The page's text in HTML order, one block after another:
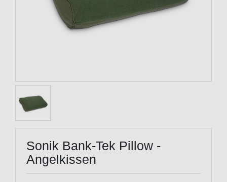
Sonik Bank-Tek Pillow -
Angelkissen